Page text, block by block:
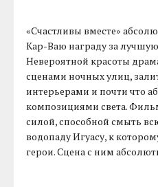
«Счастливы вместе»
Кар-Ваю награду за
Невероятной красоты
сценами ночных улиц,
интерьерами и почти что
композициями света.
силой, способной смыть
водопаду Игуасу, к
герои. Сцена с ним